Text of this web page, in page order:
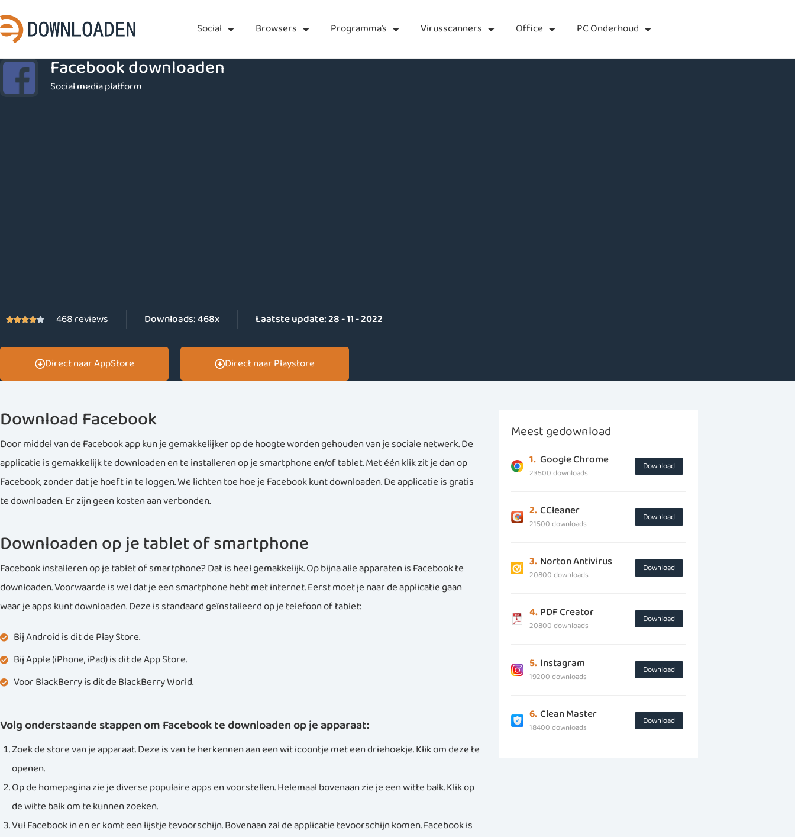
Social Browsers Programma’s Virusscanners Office PC Onderhoud
Facebook downloaden
Social media platform
 468 reviews Downloads:468x Laatste update:28 - 11 - 2022
Direct naar AppStore Direct naar Playstore
Download Facebook
Door middel van de Facebook app kun je gemakkelijker op de hoogte worden gehouden van je sociale netwerk. De
applicatie is gemakkelijk te downloaden en te installeren op je smartphone en/of tablet. Met één klik zit je dan op
Facebook, zonder dat je hoeft in te loggen. We lichten toe hoe je Facebook kunt downloaden. De applicatie is gratis
te downloaden. Er zijn geen kosten aan verbonden.
Downloaden op je tablet of smartphone
Facebook installeren op je tablet of smartphone? Dat is heel gemakkelijk. Op bijna alle apparaten is Facebook te
downloaden. Voorwaarde is wel dat je een smartphone hebt met internet. Eerst moet je naar de applicatie gaan
waar je apps kunt downloaden. Deze is standaard geïnstalleerd op je telefoon of tablet:
Bij Android is dit de Play Store.
Bij Apple (iPhone, iPad) is dit de App Store.
Voor BlackBerry is dit de BlackBerry World.
Volg onderstaande stappen om Facebook te downloaden op je apparaat:
Zoek de store van je apparaat. Deze is van te herkennen aan een wit icoontje met een driehoekje. Klik om deze te
openen.
Op de homepagina zie je diverse populaire apps en voorstellen. Helemaal bovenaan zie je een witte balk. Klik op
de witte balk om te kunnen zoeken.
Vul Facebook in en er komt een lijstje tevoorschijn. Bovenaan zal de applicatie tevoorschijn komen. Facebook is
Meest gedownload
1. Google Chrome
23500 downloads
Download
2.CCleaner
21500 downloads
Download
3. Norton Antivirus
20800 downloads
Download
4.PDF Creator
20800 downloads
Download
5. Instagram
19200 downloads
Download
6.Clean Master
18400 downloads
Download